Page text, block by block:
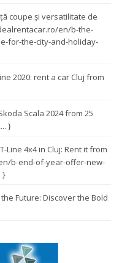
coupe și versatilitate de
en/b-the-
for-the-city-and-holiday-
2020: rent a car Cluj from
Scala 2024 from 25
}
Line 4x4 in Cluj: Rent it from
b-end-of-year-offer-new-
}
Future: Discover the Bold